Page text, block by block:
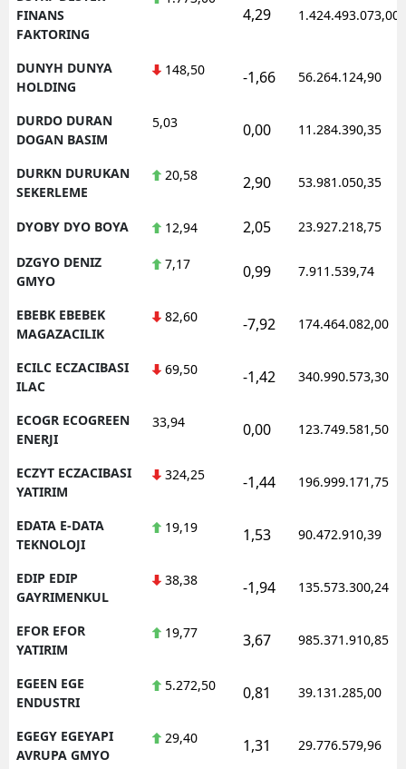
FINANS
FAKTORING
4,29 1.424.493.073,00
DUNYH DUNYA
HOLDING
148,50 -1,66 56.264.124,90
DURDO DURAN
DOGAN BASIM
5,03 0,00 11.284.390,35
DURKN DURUKAN
SEKERLEME
20,58 2,90 53.981.050,35
DYOBY DYO BOYA 12,94 2,05 23.927.218,75
DZGYO DENIZ
GMYO
7,17 0,99 7.911.539,74
EBEBK EBEBEK
MAGAZACILIK
82,60 -7,92 174.464.082,00
ECILC ECZACIBASI
ILAC
69,50 -1,42 340.990.573,30
ECOGR ECOGREEN
ENERJI
33,94 0,00 123.749.581,50
ECZYT ECZACIBASI
YATIRIM
324,25 -1,44 196.999.171,75
EDATA E-DATA
TEKNOLOJI
19,19 1,53 90.472.910,39
EDIP EDIP
GAYRIMENKUL
38,38 -1,94 135.573.300,24
EFOR EFOR
YATIRIM
19,77 3,67 985.371.910,85
EGEEN EGE
ENDUSTRI
5.272,50 0,81 39.131.285,00
EGEGY EGEYAPI
AVRUPA GMYO
29,40 1,31 29.776.579,96